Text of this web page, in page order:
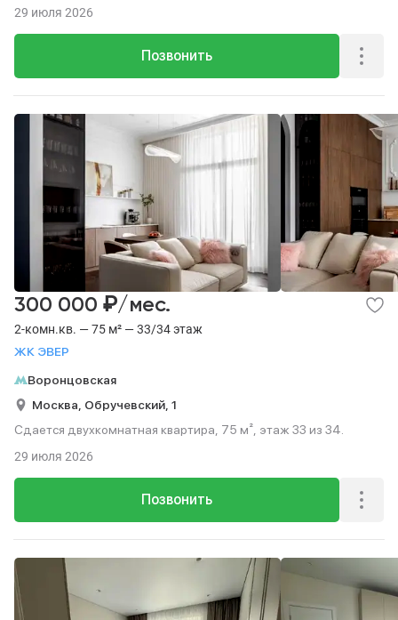
Позвонить
29 июля 2026
2-комн.кв. — 75 м² — 33/34 этаж
ЖК ЭВЕР
300 000 ₽/мес.
Воронцовская
Москва, Обручевский, 1
Сдается двухкомнатная квартира, 75 м², этаж 33 из 34.
Позвонить
29 июля 2026